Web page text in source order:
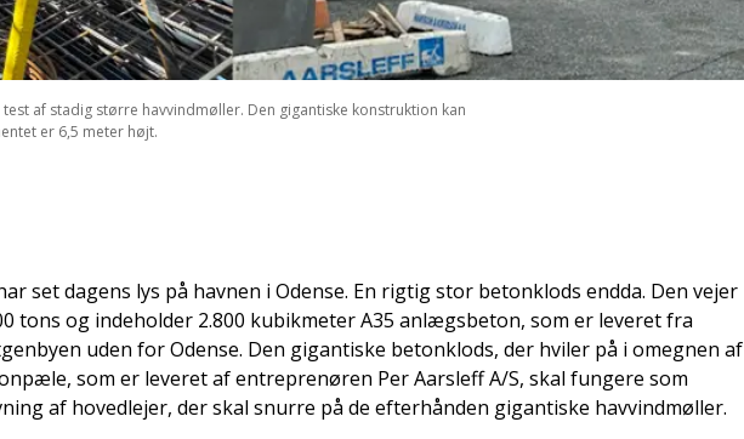
af stadig større havvindmøller. Den gigantiske konstruktion kan
er 6,5 meter højt.
set dagens lys på havnen i Odense. En rigtig stor betonklods endda. Den vejer
tons og indeholder 2.800 kubikmeter A35 anlægsbeton, som er leveret fra
uden for Odense. Den gigantiske betonklods, der hviler på i omegnen af
som er leveret af entreprenøren Per Aarsleff A/S, skal fungere som
af hovedlejer, der skal snurre på de efterhånden gigantiske havvindmøller.